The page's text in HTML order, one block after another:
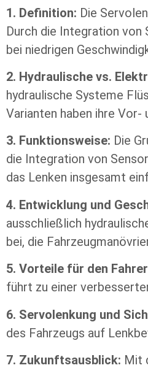
1. Definition: Die
Durch die Integration von
bei niedrigen
2. Hydraulische vs.
hydraulische Systeme
Varianten haben ihre Vor-
3. Funktionsweise: Die
die Integration von
das Lenken insgesamt
4. Entwicklung und
ausschließlich
bei, die
5. Vorteile für den
führt zu einer
6. Servolenkung und
des Fahrzeugs auf
7. Zukunftsausblick: Mit